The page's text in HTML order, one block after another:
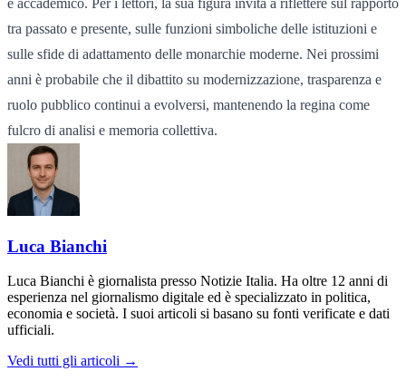
tra passato e presente, sulle funzioni simboliche delle istituzioni e
sulle sfide di adattamento delle monarchie moderne. Nei prossimi
anni è probabile che il dibattito su modernizzazione, trasparenza e
ruolo pubblico continui a evolversi, mantenendo la regina come
fulcro di analisi e memoria collettiva.
Luca Bianchi
Luca Bianchi è giornalista presso Notizie Italia. Ha oltre 12 anni di
esperienza nel giornalismo digitale ed è specializzato in politica,
economia e società. I suoi articoli si basano su fonti verificate e dati
ufficiali.
Vedi tutti gli articoli →